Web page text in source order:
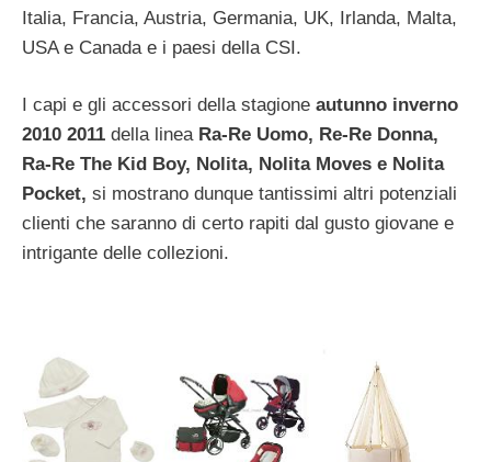
Italia, Francia, Austria, Germania, UK, Irlanda, Malta,
USA e Canada e i paesi della CSI.
I capi e gli accessori della stagione autunno inverno
2010 2011 della linea Ra-Re Uomo, Re-Re Donna,
Ra-Re The Kid Boy, Nolita, Nolita Moves e Nolita
Pocket, si mostrano dunque tantissimi altri potenziali
clienti che saranno di certo rapiti dal gusto giovane e
intrigante delle collezioni.